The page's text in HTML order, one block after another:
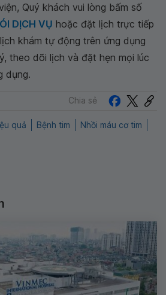
Quý khách vui lòng bấm số
DỊCH VỤ hoặc đặt lịch trực tiếp
khám tự động trên ứng dụng
theo dõi lịch và đặt hẹn mọi lúc
dụng.
Chia sẻ
quả Bệnh tim
Nhồi máu cơ tim